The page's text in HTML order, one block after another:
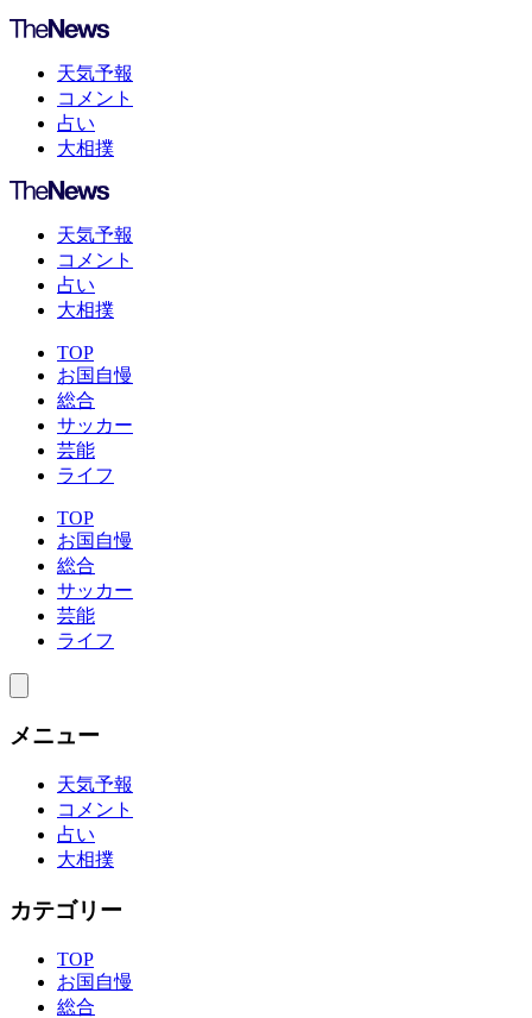
天気予報
コメント
占い
大相撲
天気予報
コメント
占い
大相撲
TOP
お国自慢
総合
サッカー
芸能
ライフ
TOP
お国自慢
総合
サッカー
芸能
ライフ
メニュー
天気予報
コメント
占い
大相撲
カテゴリー
TOP
お国自慢
総合